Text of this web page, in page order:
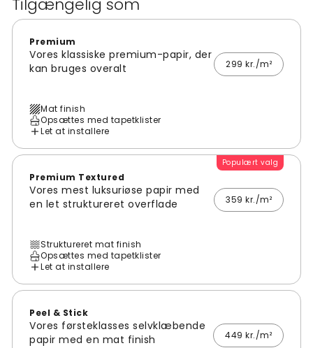
Tilgængelig som
Premium
Vores klassiske premium-papir, der
kan bruges overalt
299 kr./m²
Mat finish
Opsættes med tapetklister
Let at installere
Populært valg
Premium Textured
Vores mest luksuriøse papir med
en let struktureret overflade
359 kr./m²
Struktureret mat finish
Opsættes med tapetklister
Let at installere
Peel & Stick
Vores førsteklasses selvklæbende
papir med en mat finish
449 kr./m²